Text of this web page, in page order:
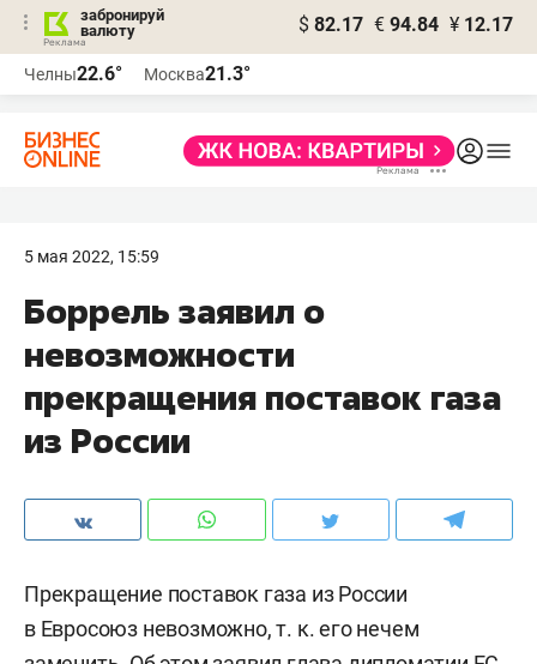
забронируй
валюту
$ 82.17 € 94.84 ¥ 12.17
Челны22.6° Москва21.3°
5 мая 2022, 15:59
Боррель заявил о
невозможности
прекращения поставок газа
из России
Прекращение поставок газа из России
в Евросоюз невозможно, т. к. его нечем